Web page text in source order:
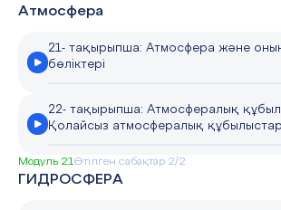
Атмосфера
21- тақырыпша: Атмосфера және
бөліктері
22- тақырыпша: Атмосфералық
Қолайсыз атмосфералық құбылыстар
Модуль 21Өтілген сабақтар 2/2
ГИДРОСФЕРА